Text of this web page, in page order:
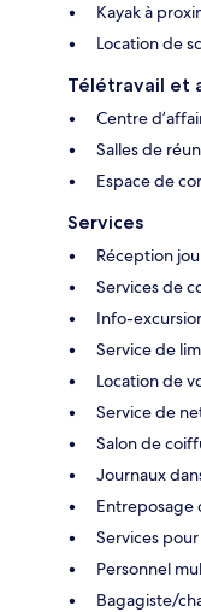
Kayak à
Location de
Télétravail et
Centre
Salles de
Espace de
Services
Réception
Services de
Info-
Service de
Location de
Service de
Salon de
Journaux
Entreposage
Services
Personnel
Bagagiste/